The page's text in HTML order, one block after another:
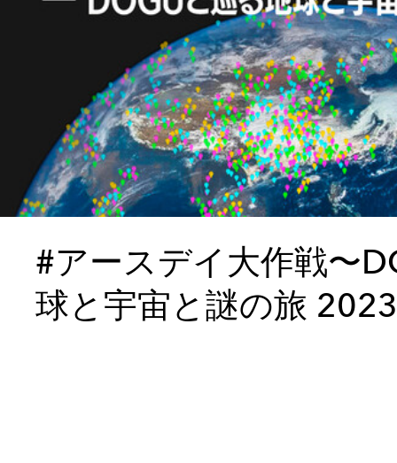
#アースデイ大作戦〜
球と宇宙と謎の旅